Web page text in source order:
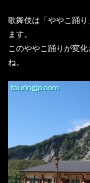
歌舞伎は「ややこ踊
ます。
このややこ踊りが変
ね。